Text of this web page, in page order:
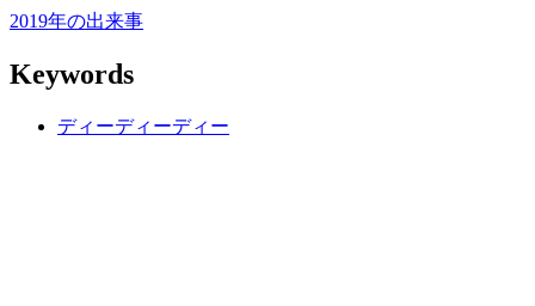
2019年の出来事
Keywords
ディーディーディー